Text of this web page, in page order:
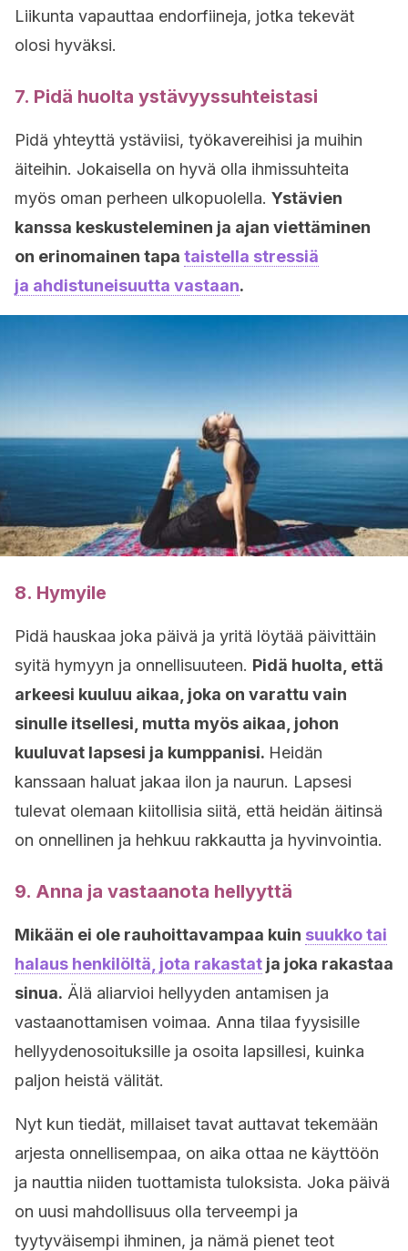
Liikunta vapauttaa endorfiineja, jotka tekevät
olosi hyväksi.
7. Pidä huolta ystävyyssuhteistasi
Pidä yhteyttä ystäviisi, työkavereihisi ja muihin
äiteihin. Jokaisella on hyvä olla ihmissuhteita
myös oman perheen ulkopuolella. Ystävien
kanssa keskusteleminen ja ajan viettäminen
on erinomainen tapa taistella stressiä
ja ahdistuneisuutta vastaan.
8. Hymyile
Pidä hauskaa joka päivä ja yritä löytää päivittäin
syitä hymyyn ja onnellisuuteen. Pidä huolta, että
arkeesi kuuluu aikaa, joka on varattu vain
sinulle itsellesi, mutta myös aikaa, johon
kuuluvat lapsesi ja kumppanisi. Heidän
kanssaan haluat jakaa ilon ja naurun. Lapsesi
tulevat olemaan kiitollisia siitä, että heidän äitinsä
on onnellinen ja hehkuu rakkautta ja hyvinvointia.
9. Anna ja vastaanota hellyyttä
Mikään ei ole rauhoittavampaa kuin suukko tai
halaus henkilöltä, jota rakastat ja joka rakastaa
sinua. Älä aliarvioi hellyyden antamisen ja
vastaanottamisen voimaa. Anna tilaa fyysisille
hellyydenosoituksille ja osoita lapsillesi, kuinka
paljon heistä välität.
Nyt kun tiedät, millaiset tavat auttavat tekemään
arjesta onnellisempaa, on aika ottaa ne käyttöön
ja nauttia niiden tuottamista tuloksista. Joka päivä
on uusi mahdollisuus olla terveempi ja
tyytyväisempi ihminen, ja nämä pienet teot